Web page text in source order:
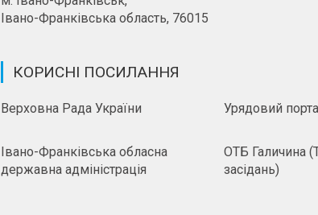
Івано-Франківська область, 76015
КОРИСНІ ПОСИЛАННЯ
Верховна Рада України Урядовий
Івано-Франківська обласна
державна адміністрація
ОТБ Галичина
засідань)